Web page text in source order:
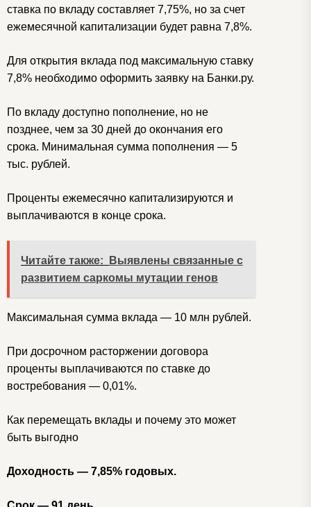
ставка по вкладу составляет 7,75%, но за счет
ежемесячной капитализации будет равна 7,8%.
Для открытия вклада под максимальную ставку
7,8% необходимо оформить заявку на Банки.ру.
По вкладу доступно пополнение, но не
позднее, чем за 30 дней до окончания его
срока. Минимальная сумма пополнения — 5
тыс. рублей.
Проценты ежемесячно капитализируются и
выплачиваются в конце срока.
Читайте также:
Выявлены связанные с
развитием саркомы мутации генов
Максимальная сумма вклада — 10 млн рублей.
При досрочном расторжении договора
проценты выплачиваются по ставке до
востребования — 0,01%.
Как перемещать вклады и почему это может
быть выгодно
Доходность — 7,85% годовых.